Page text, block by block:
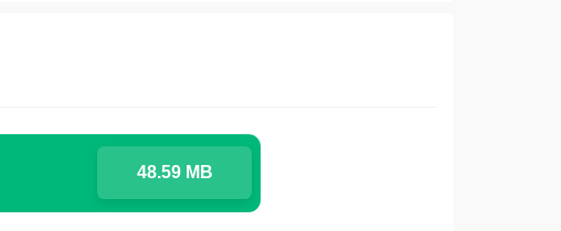
48.59 MB